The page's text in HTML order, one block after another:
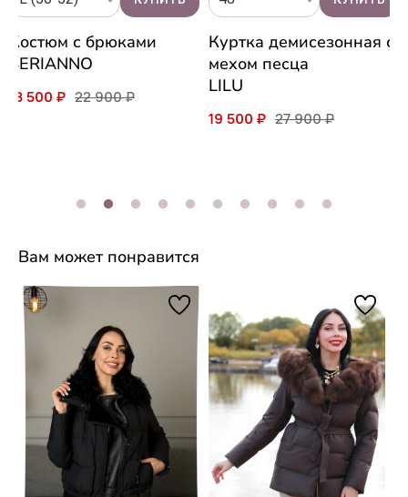
Костюм с брюками
SERIANNO
18 500 ₽ 22 900 ₽
Куртка демисезонная с
мехом песца
LILU
19 500 ₽ 27 900 ₽
Вам может понравится